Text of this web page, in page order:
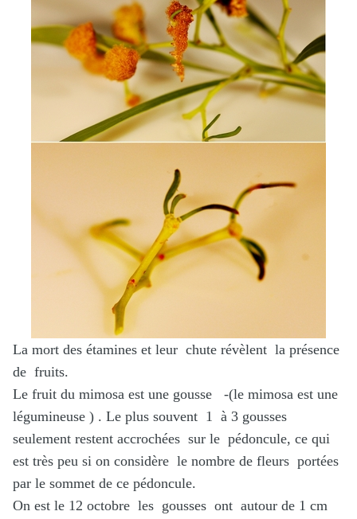
La mort des étamines et leur chute révèlent la présence
de fruits.
Le fruit du mimosa est une gousse -(le mimosa est une
légumineuse ) . Le plus souvent 1 à 3 gousses
seulement restent accrochées sur le pédoncule, ce qui
est très peu si on considère le nombre de fleurs portées
par le sommet de ce pédoncule.
On est le 12 octobre les gousses ont autour de 1 cm